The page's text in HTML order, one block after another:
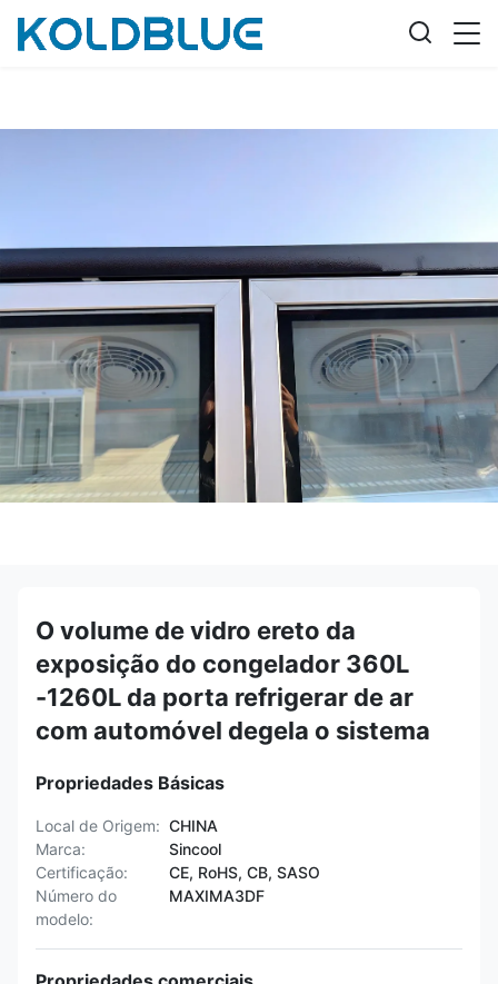
O volume de vidro ereto da
exposição do congelador 360L
-1260L da porta refrigerar de ar
com automóvel degela o sistema
Propriedades Básicas
Local de Origem: CHINA
Marca:
Sincool
Certificação:
CE, RoHS, CB, SASO
Número do
modelo:
MAXIMA3DF